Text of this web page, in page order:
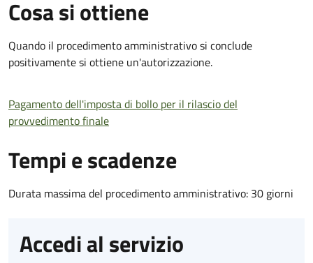
Cosa si ottiene
Quando il procedimento amministrativo si conclude
positivamente si ottiene un'autorizzazione.
Pagamento dell'imposta di bollo per il rilascio del
provvedimento finale
Tempi e scadenze
Durata massima del procedimento amministrativo: 30 giorni
Accedi al servizio